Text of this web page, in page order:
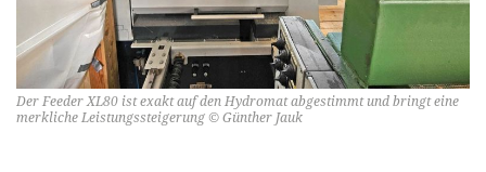
Der Feeder XL80 ist exakt auf den Hydromat abgestimmt und bringt eine
merkliche Leistungssteigerung © Günther Jauk